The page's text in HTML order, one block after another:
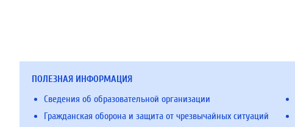
ПОЛЕЗНАЯ ИНФОРМАЦИЯ
Сведения об образовательной организации
Гражданская оборона и защита от чрезвычайных ситуаций